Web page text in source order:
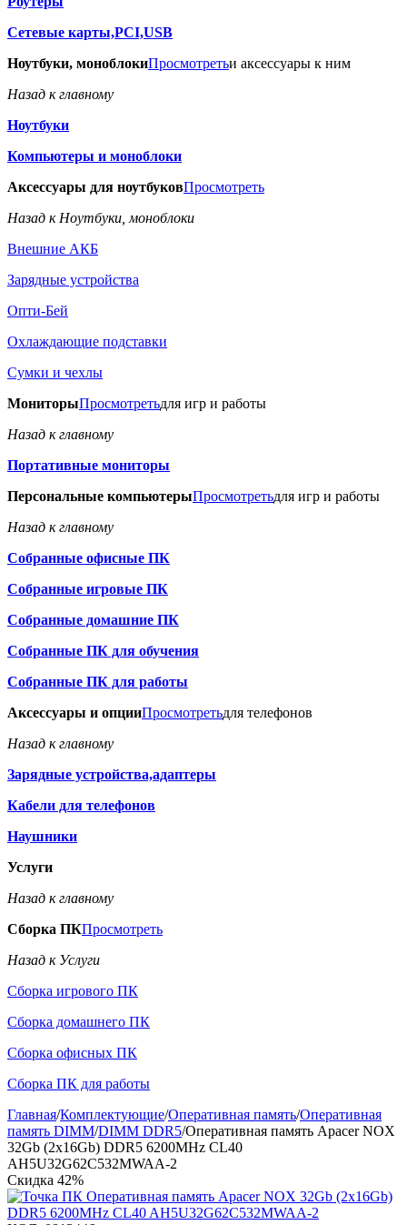
Сетевые карты,PCI,USB
Ноутбуки, моноблокиПросмотретьи аксессуары к ним
Назад к главному
Ноутбуки
Компьютеры и моноблоки
Аксессуары для ноутбуковПросмотреть
Назад к Ноутбуки, моноблоки
Внешние АКБ
Зарядные устройства
Опти-Бей
Охлаждающие подставки
Сумки и чехлы
МониторыПросмотретьдля игр и работы
Назад к главному
Портативные мониторы
Персональные компьютерыПросмотретьдля игр и работы
Назад к главному
Собранные офисные ПК
Собранные игровые ПК
Собранные домашние ПК
Собранные ПК для обучения
Собранные ПК для работы
Аксессуары и опцииПросмотретьдля телефонов
Назад к главному
Зарядные устройства,адаптеры
Кабели для телефонов
Наушники
Услуги
Назад к главному
Сборка ПКПросмотреть
Назад к Услуги
Сборка игрового ПК
Сборка домашнего ПК
Сборка офисных ПК
Сборка ПК для работы
Главная/Комплектующие/Оперативная память/Оперативная
память DIMM/DIMM DDR5/Оперативная память Apacer NOX
32Gb (2x16Gb) DDR5 6200MHz CL40
AH5U32G62C532MWAA-2
Скидка 42%